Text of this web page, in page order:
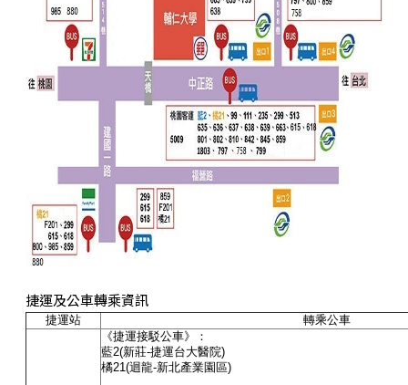
捷運及公車轉乘資訊
捷運站 轉乘公車
《捷運接駁公車》：
藍2(新莊-捷運台大醫院)
橘21 (迴龍-新北產業園區)